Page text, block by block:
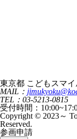
東京都 こどもスマ
MAIL：
TEL：03-5213-0815
受付時間：
Copyright © 2023～
Reserved.
参画申請